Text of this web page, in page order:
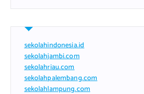
sekolahindonesia.id
sekolahjambi.com
sekolahriau.com
sekolahpalembang.com
sekolahlampung.com